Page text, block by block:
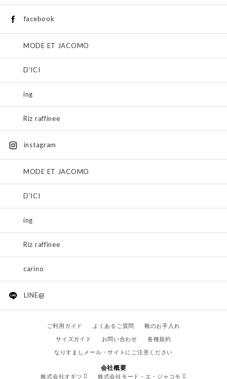
facebook
MODE ET JACOMO
D'ICI
ing
Riz raffinee
instagram
MODE ET JACOMO
D'ICI
ing
Riz raffinee
carino
LINE@
ご利用ガイド よくあるご質問
靴のお手入れ
サイズガイド
お問い合わせ
各種規約
なりすましメール・サイトにご注意ください
会社概要
株式会社オギツ 株式会社モード・エ・ジャコモ